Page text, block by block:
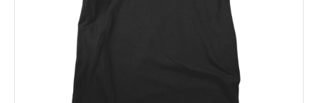
tilaaja palauttaa koko tilauksen, rahanpalautus koskee
vain alkuperäisen tilauksen kokonaissummaa josta on
vähennetty tuotepalautuksen kustannusta vastaava
hinta 5,90 €. Palautettavan tuotteen tulee olla
myyntikuntoinen, käyttämätön ja siisti.
Noutamattomasta ja palautuneesta paketista